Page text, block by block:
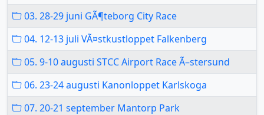
03. 28-29 juni GÃ¶teborg City Race
04. 12-13 juli VÃ¤stkustloppet Falkenberg
05. 9-10 augusti STCC Airport Race Ã–stersund
06. 23-24 augusti Kanonloppet Karlskoga
07. 20-21 september Mantorp Park